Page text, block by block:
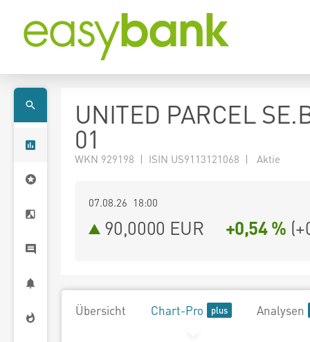
UNITED PARCEL
01
WKN 929198 | ISIN US9113121068 | Aktie
07.08.26 18:00
90,0000 EUR +0,54 % (
Übersicht Chart-Pro Analysen